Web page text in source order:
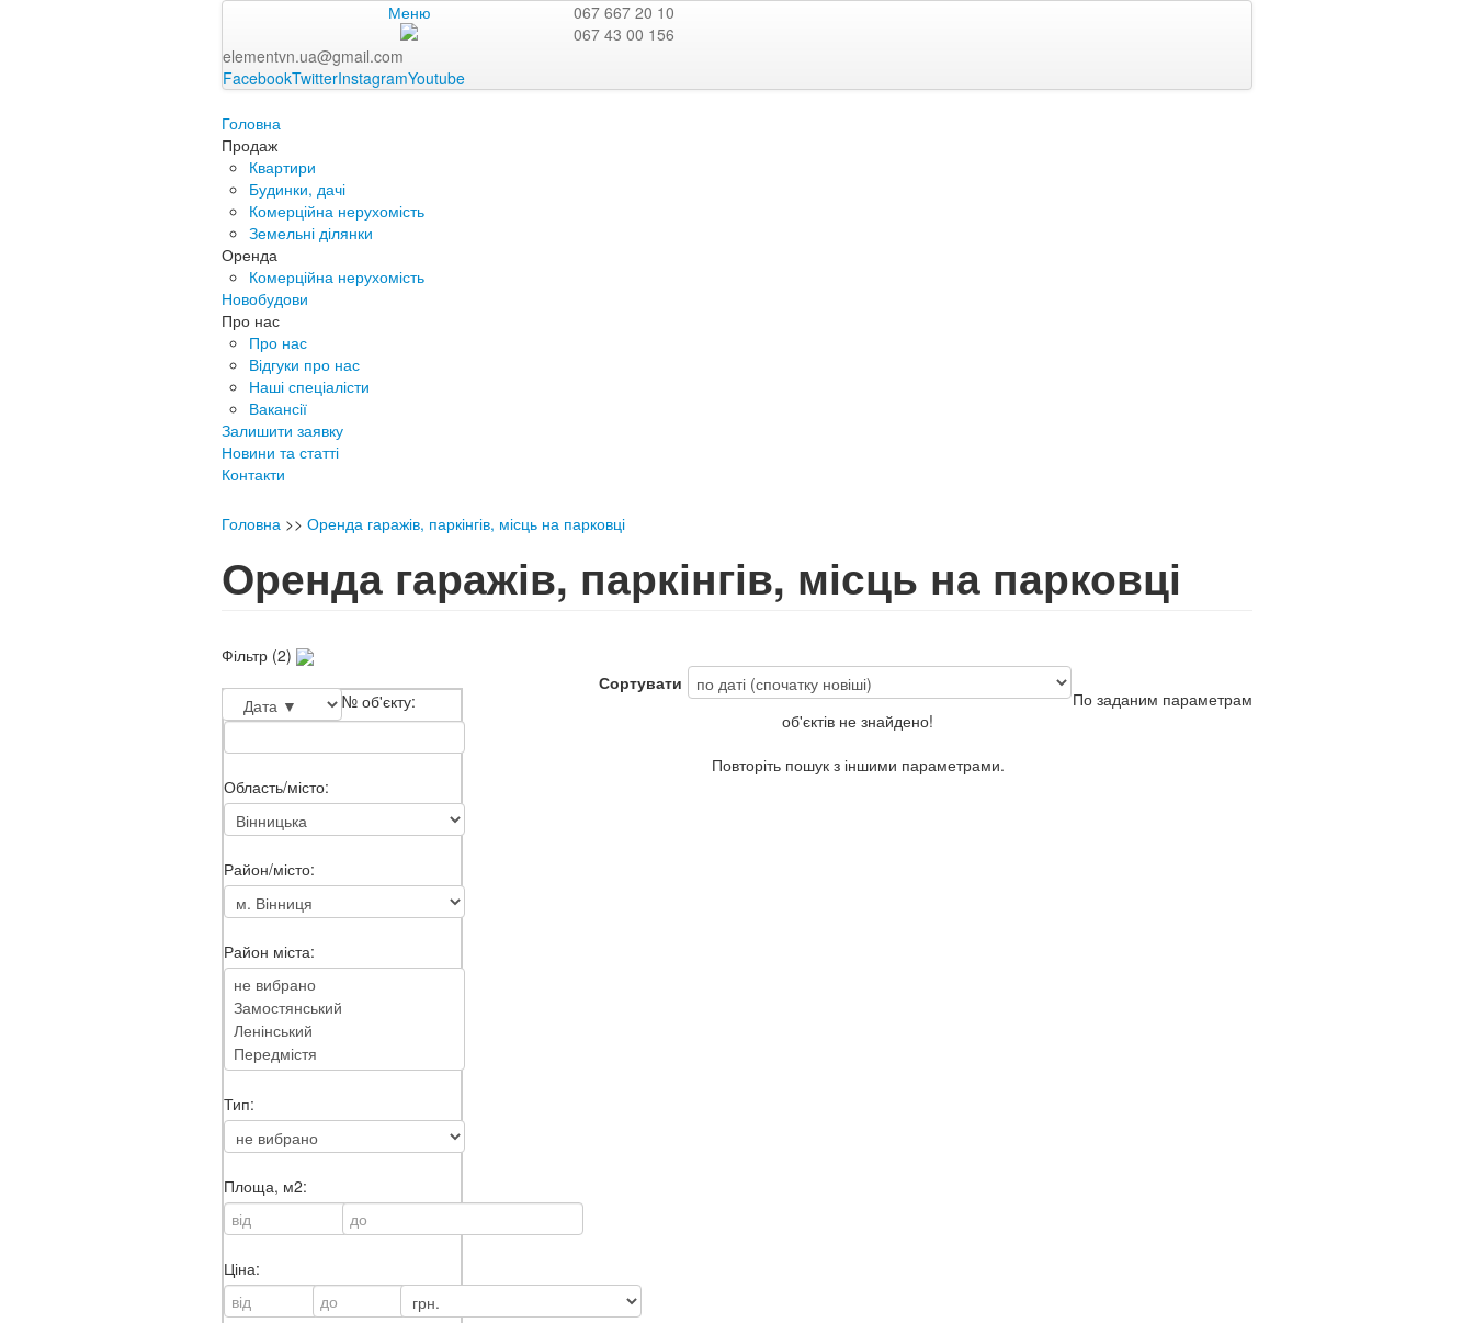
Меню
067 667 20 10
067 43 00 156
elementvn.ua@gmail.com
FacebookTwitterInstagramYoutube
Головна
Продаж
Квартири
Будинки, дачі
Комерційна нерухомість
Земельні ділянки
Оренда
Комерційна нерухомість
Новобудови
Про нас
Про нас
Відгуки про нас
Наші спеціалісти
Вакансії
Залишити заявку
Новини та статті
Контакти
Головна >> Оренда гаражів, паркінгів, місць на парковці
Оренда гаражів, паркінгів, місць на парковці
Фільтр (2)
№ об'єкту:
Область/місто:
Район/місто:
Район міста:
Тип:
Площа, м2:
Ціна:
Сортувати
По заданим параметрам
об'єктів не знайдено!
Повторіть пошук з іншими параметрами.